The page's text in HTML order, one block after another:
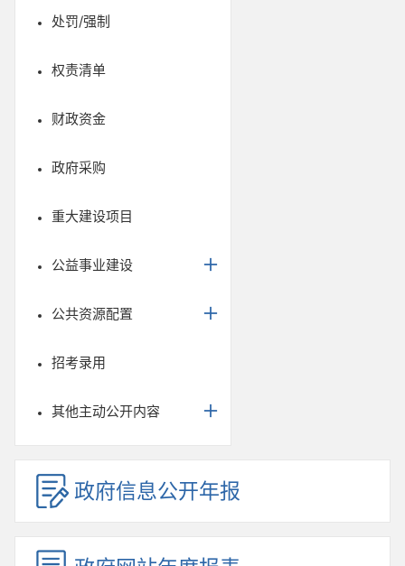
处罚/强制
权责清单
财政资金
政府采购
重大建设项目
公益事业建设
公共资源配置
招考录用
其他主动公开内容
政府信息公开年报